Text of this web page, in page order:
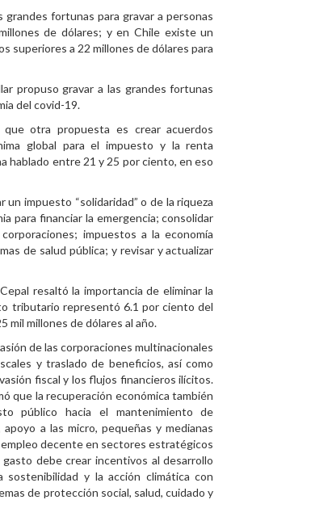
fortunas para gravar a personas
de dólares; y en Chile existe un
superiores a 22 millones de dólares para
propuso gravar a las grandes fortunas
del covid-19.
otra propuesta es crear acuerdos
global para el impuesto y la renta
hablado entre 21 y 25 por ciento, en eso
impuesto “solidaridad” o de la riqueza
para financiar la emergencia; consolidar
impuestos a la economía
de salud pública; y revisar y actualizar
resaltó la importancia de eliminar la
tributario representó 6.1 por ciento del
mil millones de dólares al año.
de las corporaciones multinacionales
y traslado de beneficios, así como
fiscal y los flujos financieros ilícitos.
que la recuperación económica también
público hacia el mantenimiento de
a las micro, pequeñas y medianas
decente en sectores estratégicos
debe crear incentivos al desarrollo
y la acción climática con
de protección social, salud, cuidado y